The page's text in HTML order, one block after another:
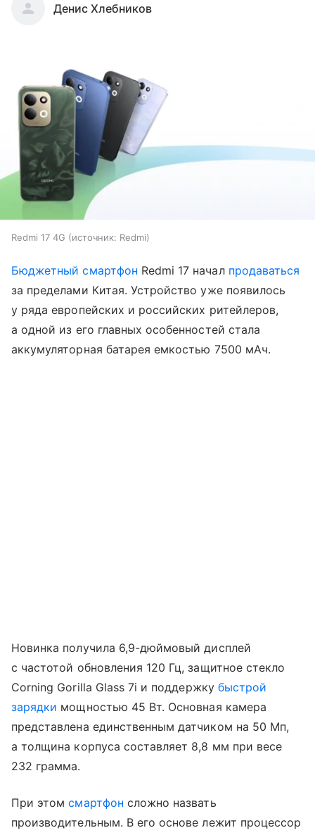
Денис Хлебников
Redmi 17 4G источник: Redmi
Бюджетный смартфон Redmi 17 начал продаваться
за пределами Китая. Устройство уже появилось
у ряда европейских и российских ритейлеров,
а одной из его главных особенностей стала
аккумуляторная батарея емкостью 7500 мАч.
Новинка получила 6,9-дюймовый дисплей
с частотой обновления 120 Гц, защитное стекло
Corning Gorilla Glass 7i и поддержку быстрой
зарядки мощностью 45 Вт. Основная камера
представлена единственным датчиком на 50 Мп,
а толщина корпуса составляет 8,8 мм при весе
232 грамма.
При этомсмартфон сложно назвать
производительным. В его основе лежит процессор